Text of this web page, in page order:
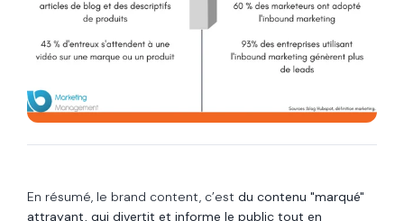
En résumé, le brand content, c’est du contenu "marqué"
attrayant, qui divertit et informe le public tout en